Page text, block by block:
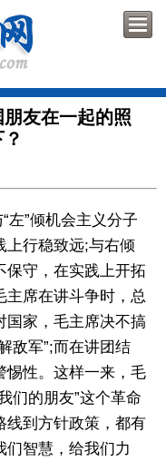
友在一起的照
”倾机会主义分子
上行稳致远;与右倾
保守，在实践上开拓
主席在讲斗争时，总
国家，毛主席决不搞
敌军”;而在讲团结
惕性。这样一来，毛
们的朋友”这个革命
线到方针政策，都有
们智慧，给我们力